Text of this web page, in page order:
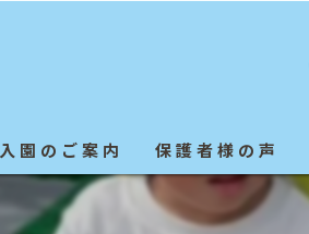
入園のご案内 保護者様の声